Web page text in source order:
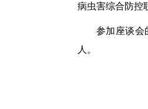
病虫害综合防控
参加座谈会
人。